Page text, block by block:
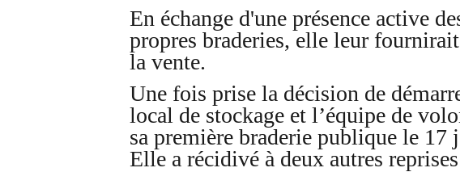
En échange d'une présence active
propres braderies, elle leur
la vente.
Une fois prise la décision de
local de stockage et l’équipe de
sa première braderie publique le 17
Elle a récidivé à deux autres